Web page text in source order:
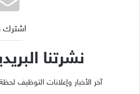
نشرتنا
آخر الأخبار وإعلانات التوظيف